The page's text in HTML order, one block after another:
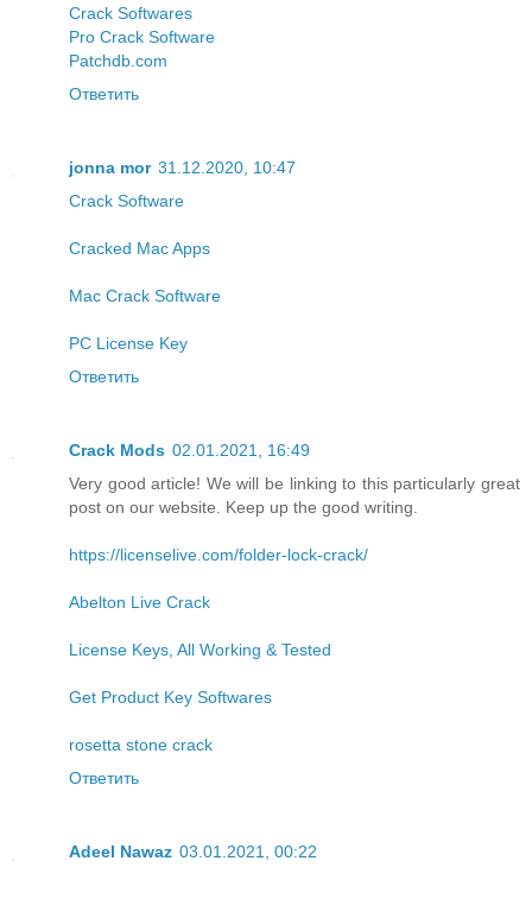
Crack Softwares
Pro Crack Software
Patchdb.com
Ответить
jonna mor 31.12.2020, 10:47
Crack Software
Cracked Mac Apps
Mac Crack Software
PC License Key
Ответить
Crack Mods 02.01.2021, 16:49
Very good article! We will be linking to this particularly great
post on our website. Keep up the good writing.
https://licenselive.com/folder-lock-crack/
Abelton Live Crack
License Keys, All Working & Tested
Get Product Key Softwares
rosetta stone crack
Ответить
Adeel Nawaz 03.01.2021, 00:22